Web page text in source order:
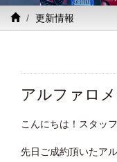
更新情報
アルファロ
こんにちは！スタッ
先日ご成約頂いたア